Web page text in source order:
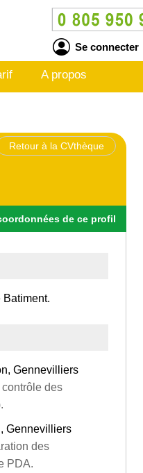
Se connecter
A propos
Retour à la CVthèque
de ce profil
Batiment.
Gennevilliers
des
Gennevilliers
des
PDA.